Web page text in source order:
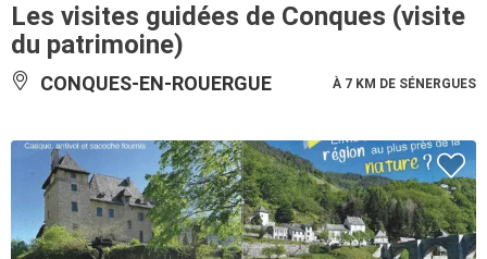
Les visites guidées de Conques (visite
du patrimoine)
CONQUES-EN-ROUERGUE À 7 KM DE SÉNERGUES